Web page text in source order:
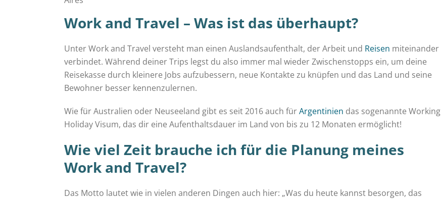
Work and Travel – Was ist das überhaupt?
Unter Work and Travel versteht man einen Auslandsaufenthalt, der Arbeit und Reisen miteinander
verbindet. Während deiner Trips legst du also immer mal wieder Zwischenstopps ein, um deine
Reisekasse durch kleinere Jobs aufzubessern, neue Kontakte zu knüpfen und das Land und seine
Bewohner besser kennenzulernen.
Wie für Australien oder Neuseeland gibt es seit 2016 auch fürArgentinien das sogenannte Working
Holiday Visum, das dir eine Aufenthaltsdauer im Land von bis zu 12 Monaten ermöglicht!
Wie viel Zeit brauche ich für die Planung meines
Work and Travel?
Das Motto lautet wie in vielen anderen Dingen auch hier: „Was du heute kannst besorgen, das